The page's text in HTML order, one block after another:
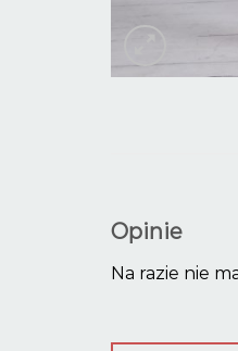
Opinie
Na razie nie